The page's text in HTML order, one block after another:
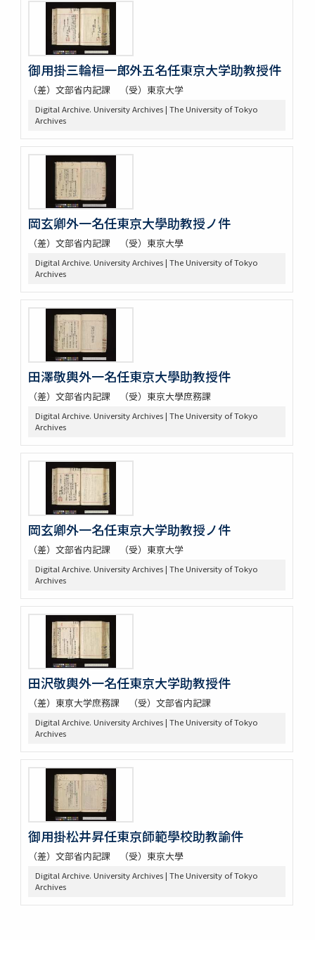
御用掛三輪桓一郎外五名任東京大学助教授件
（差）文部省内記課 （受）東京大学
Digital Archive. University Archives | The University of Tokyo
Archives
岡玄卿外一名任東京大學助教授ノ件
（差）文部省内記課 （受）東京大學
Digital Archive. University Archives | The University of Tokyo
Archives
田澤敬輿外一名任東京大學助教授件
（差）文部省内記課 （受）東京大學庶務課
Digital Archive. University Archives | The University of Tokyo
Archives
岡玄卿外一名任東京大学助教授ノ件
（差）文部省内記課 （受）東亰大学
Digital Archive. University Archives | The University of Tokyo
Archives
田沢敬輿外一名任東京大学助教授件
（差）東亰大学庶務課 （受）文部省内記課
Digital Archive. University Archives | The University of Tokyo
Archives
御用掛松井昇任東京師範學校助教諭件
（差）文部省内記課 （受）東京大學
Digital Archive. University Archives | The University of Tokyo
Archives